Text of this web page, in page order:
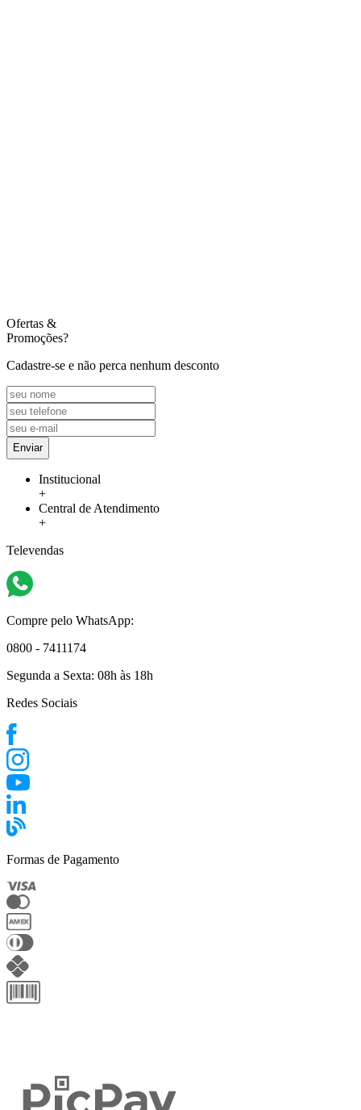
Ofertas &
Promoções?
Cadastre-se e não perca nenhum desconto
Enviar
Institucional
+
Central de Atendimento
+
Televendas
Compre pelo WhatsApp:
0800 - 7411174
Segunda a Sexta: 08h às 18h
Redes Sociais
Formas de Pagamento